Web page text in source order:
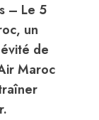
– Le 5
, un
de
Maroc